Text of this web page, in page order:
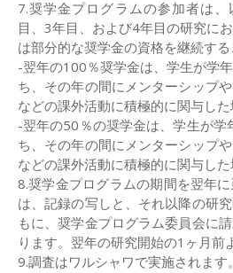
7.奨学金プログラムの参加者は
目、3年目、および4年目の研究に
は部分的な奨学金の資格を継続する
-翌年の100％奨学金は、学生が学
ち、その年の間にメンターシップ
などの課外活動に積極的に関与した
-翌年の50％の奨学金は、学生が学
ち、その年の間にメンターシップ
などの課外活動に積極的に関与した
8.奨学金プログラムの期間を翌年
は、記録の写しと、それ以降の研
もに、奨学金プログラム委員会に
ります。翌年の研究開始の1ヶ月前
9.調査はワルシャワで実施されます。